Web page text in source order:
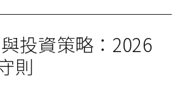
投資策略：2026
則